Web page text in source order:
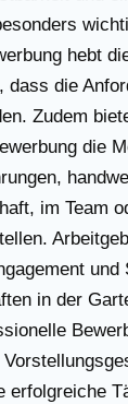
hebt
dass die
Zudem
die
im Team
in der
erfolgreiche